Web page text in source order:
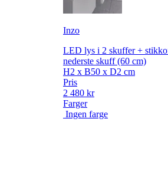
Inzo
LED lys i 2 skuffer +
nederste skuff (60 cm)
H2 x B50 x D2 cm
Pris
2 480 kr
Farger
Ingen farge